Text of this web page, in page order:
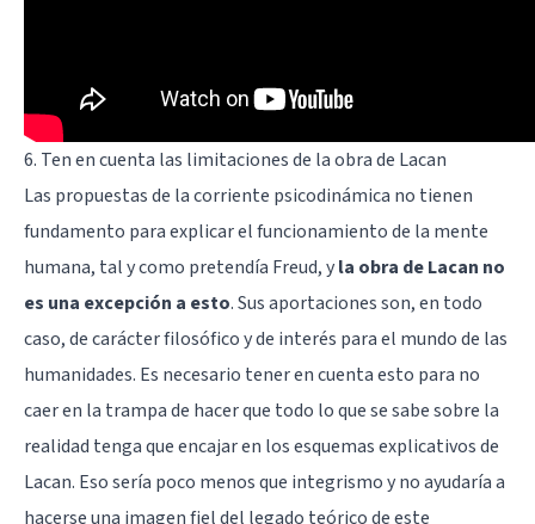
6. Ten en cuenta las limitaciones de la obra de Lacan
Las propuestas de la corriente psicodinámica no tienen
fundamento para explicar el funcionamiento de la mente
humana, tal y como pretendía Freud, yla obra de Lacan no
es una excepción a esto. Sus aportaciones son, en todo
caso, de carácter filosófico y de interés para el mundo de las
humanidades. Es necesario tener en cuenta esto para no
caer en la trampa de hacer que todo lo que se sabe sobre la
realidad tenga que encajar en los esquemas explicativos de
Lacan. Eso sería poco menos que integrismo y no ayudaría a
hacerse una imagen fiel del legado teórico de este